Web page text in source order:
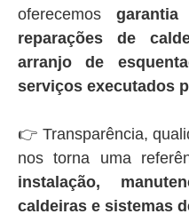
oferecemos
reparações de
arranjo de
serviços executados
👉 Transparência,
nos torna uma
instalação,
caldeiras e sistemas